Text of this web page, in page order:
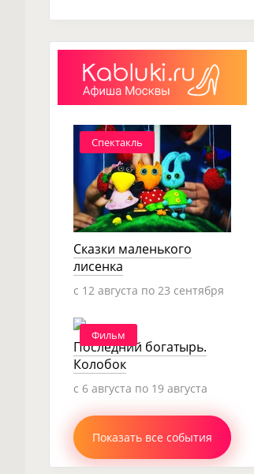
Спектакль
Сказки маленького
лисенка
c 12 августа по 23 сентября
Фильм
Последний богатырь.
Колобок
c 6 августа по 19 августа
Показать все события